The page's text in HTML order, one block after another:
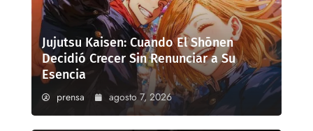
Jujutsu Kaisen: Cuando El Shōnen
Decidió Crecer Sin Renunciar a Su
Esencia
prensa agosto 7, 2026